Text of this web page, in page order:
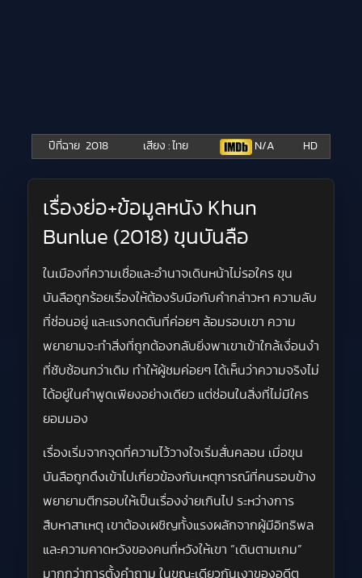
ปีที่ฉาย 2018 เสียง : ไทย N/A HD
เรื่องย่อ+ข้อมูลหนัง Khun
Bunlue (2018) ขุนบันลือ
ในเมืองที่ความเชื่อและอำนาจเดินหน้าไม่รอใคร ขุน
บันลือถูกร้อยเรื่องให้ต้องรับมือกับคำกล่าวหา ความลับ
ที่ซ่อนอยู่ และแรงกดดันที่ค่อยๆ ล้อมรอบเขา ความ
พยายามจะทำสิ่งที่ถูกต้องกลับยิ่งพาเขาเข้าใกล้เงื่อนงำ
ที่ซับซ้อนกว่าเดิม ทำให้ผู้ชมค่อยๆ ได้เห็นว่าความจริงไม่
ได้อยู่ในคำพูดเพียงอย่างเดียว แต่ซ่อนในสิ่งที่ไม่มีใคร
ยอมมอง
เรื่องเริ่มจากจุดที่ความไว้วางใจเริ่มสั่นคลอน เมื่อขุน
บันลือถูกดึงเข้าไปเกี่ยวข้องกับเหตุการณ์ที่คนรอบข้าง
พยายามตีกรอบให้เป็นเรื่องง่ายเกินไป ระหว่างการ
สืบหาสาเหตุ เขาต้องเผชิญทั้งแรงผลักจากผู้มีอิทธิพล
และความคาดหวังของคนที่หวังให้เขา “เดินตามเกม”
มากกว่าการตั้งคำถาม ในขณะเดียวกันเงาของอดีต